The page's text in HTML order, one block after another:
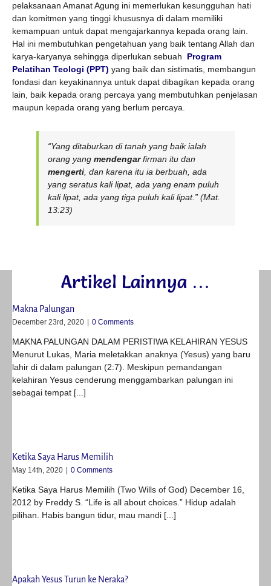
pelaksanaan Amanat Agung ini memerlukan kesungguhan hati
dan komitmen yang tinggi khususnya di dalam memiliki
kemampuan untuk dapat mengajarkannya kepada orang lain.
Hal ini membutuhkan pengetahuan yang baik tentang Allah dan
karya-karyanya sehingga diperlukan sebuah Program
Pelatihan Teologi (PPT) yang baik dan sistimatis, membangun
fondasi dan keyakinannya untuk dapat dibagikan kepada orang
lain, baik kepada orang percaya yang membutuhkan penjelasan
maupun kepada orang yang berlum percaya.
“Yang ditaburkan di tanah yang baik ialah
orang yang mendengarfirman itu dan
mengerti , dan karena itu ia berbuah, ada
yang seratus kali lipat, ada yang enam puluh
kali lipat, ada yang tiga puluh kali lipat.” (Mat.
13:23)
Artikel Lainnya …
Makna Palungan
December 23rd, 2020 0 Comments
MAKNA PALUNGAN DALAM PERISTIWA KELAHIRAN YESUS
Menurut Lukas, Maria meletakkan anaknya (Yesus) yang baru
lahir di dalam palungan (2:7). Meskipun pemandangan
kelahiran Yesus cenderung menggambarkan palungan ini
sebagai tempat [...]
Ketika Saya Harus Memilih
May 14th, 2020 0 Comments
Ketika Saya Harus Memilih (Two Wills of God) December 16,
2012 by Freddy S. “Life is all about choices.” Hidup adalah
pilihan. Habis bangun tidur, mau mandi [...]
Apakah Yesus Turun ke Neraka?